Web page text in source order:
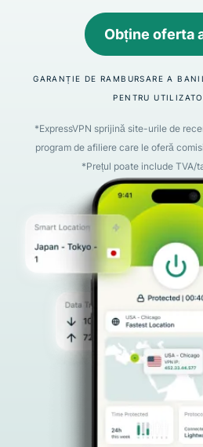
Obține oferta
GARANȚIE DE RAMBURSARE A
PENTRU
*ExpressVPN sprijină site-urile de
program de afiliere care le oferă
*Prețul poate include TVA/